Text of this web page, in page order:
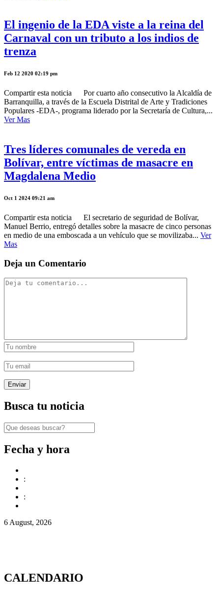
El ingenio de la EDA viste a la reina del
Carnaval con un tributo a los indios de
trenza
Feb 12 2020 02:19 pm
Compartir esta noticia Por cuarto año consecutivo la Alcaldía de
Barranquilla, a través de la Escuela Distrital de Arte y Tradiciones
Populares -EDA-, programa liderado por la Secretaría de Cultura,...
Ver Mas
Tres líderes comunales de vereda en
Bolívar, entre víctimas de masacre en
Magdalena Medio
Oct 1 2024 09:21 am
Compartir esta noticia El secretario de seguridad de Bolívar,
Manuel Berrio, entregó detalles sobre la masacre de cinco personas
en medio de una emboscada a un vehículo que se movilizaba... Ver
Mas
Deja un Comentario
Busca tu noticia
Fecha y hora
:
:
6 August, 2026
CALENDARIO